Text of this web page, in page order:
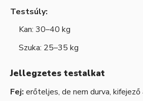
Testsúly:
Kan: 30–40 kg
Szuka: 25–35 kg
Jellegzetes testalkat
Fej: erőteljes, de nem durva, kifejező